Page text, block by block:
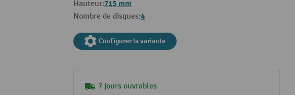
Hauteur:715 mm
Nombre de disques:4
Configurer la variante
7 jours ouvrables